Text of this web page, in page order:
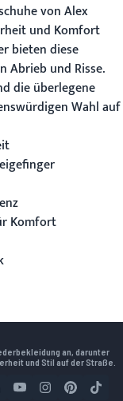
von Alex
und Komfort
bieten diese
Abrieb und Risse.
die überlegene
Wahl auf
Komfort
an, darunter
und Stil auf der Straße.